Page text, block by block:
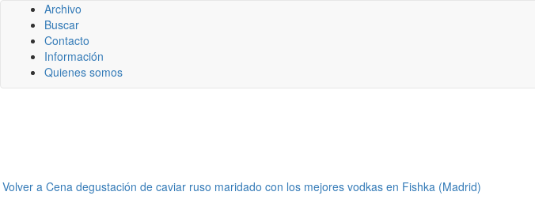
Archivo
Buscar
Contacto
Información
Quienes somos
Volver a Cena degustación de caviar ruso maridado con los mejores vodkas en Fishka (Madrid)